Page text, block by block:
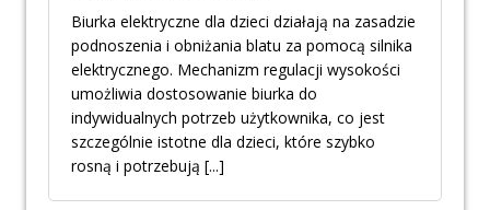
Biurka elektryczne dla dzieci działają na zasadzie
podnoszenia i obniżania blatu za pomocą silnika
elektrycznego. Mechanizm regulacji wysokości
umożliwia dostosowanie biurka do
indywidualnych potrzeb użytkownika, co jest
szczególnie istotne dla dzieci, które szybko
rosną i potrzebują [...]